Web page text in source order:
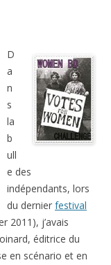
D
a
n
s
la
b
ull
e des
indépendants, lors
du dernier festival
2011), j’avais
éditrice du
en scénario et en